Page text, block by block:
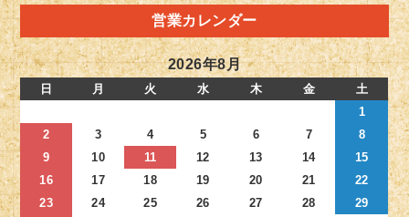
営業カレンダー
2026年8月
日 月 火 水 木 金
土
1
2
3 4 5 6 7
8
9
10 11 12 13 14
15
16
17 18 19 20 21
22
23
24 25 26 27 28
29